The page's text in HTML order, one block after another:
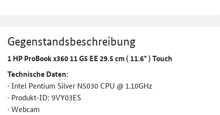
Gegenstandsbeschreibung
1 HP ProBook x360 11 G5 EE 29.5 cm ( 11.6" ) Touch
Technische Daten:
· Intel Pentium Silver N5030 CPU @ 1.10GHz
· Produkt-ID: 9VY03ES
· Webcam